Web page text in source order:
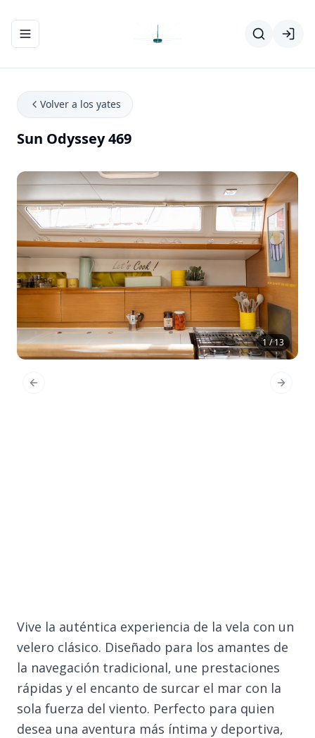
Abrir/cerrar el menú de navegación
Volver a los yates
Sun Odyssey 469
1 / 13
Previous Slide Next
Vive la auténtica experiencia de la vela con un
velero clásico. Diseñado para los amantes de
la navegación tradicional, une prestaciones
rápidas y el encanto de surcar el mar con la
sola fuerza del viento. Perfecto para quien
desea una aventura más íntima y deportiva,